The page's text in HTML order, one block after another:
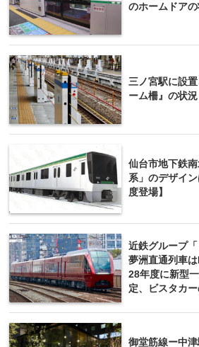
のホームドア
三ノ宮駅に設
ーム柵』の状
仙台市地下鉄
系」のデザイ
度登場】
近鉄グループ
夢洲直通列車
28年度に新型
定、ビスタカ
御堂筋線ー中